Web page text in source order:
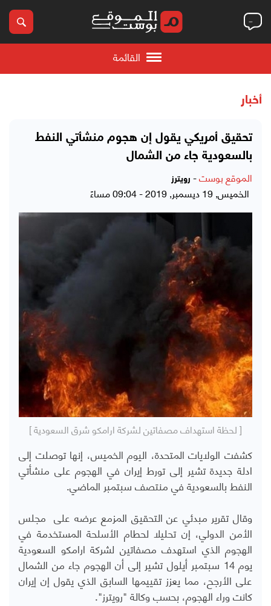
القائمة
أخبار
تحقيق أمريكي يقول إن هجوم منشأتي النفط
بالسعودية جاء من الشمال
الموقع بوست- رويترز
الخميس, 19 ديسمبر, 2019 - 09:04 مساءً
[ لحظة استهداف مصفاتين لشركة ارامكو شرق السعودية ]
كشفت الولايات المتحدة، اليوم الخميس، إنها توصلت إلى
ادلة جديدة تشير إلى تورط إيران في الهجوم على منشأتي
النفط بالسعودية في منتصف سبتمبر الماضي.
وقال تقرير مبدئي عن التحقيق المزمع عرضه على مجلس
الأمن الدولي، إن تحليلا لحطام الأسلحة المستخدمة في
الهجوم الذي استهدف مصفاتين لشركة ارامكو السعودية
يوم 14 سبتمبر أيلول تشير إلى أن الهجوم جاء من الشمال
على الأرجح، مما يعزز تقييمها السابق الذي يقول إن إيران
كانت وراء الهجوم، بحسب وكالة "رويترز".